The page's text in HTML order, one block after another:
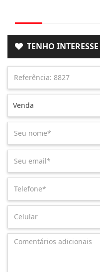
TENHO INTERESSE
Venda